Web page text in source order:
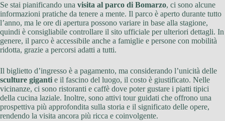
Se stai pianificando una visita al parco di Bomarzo, ci sono alcune
informazioni pratiche da tenere a mente. Il parco è aperto durante tutto
l’anno, ma le ore di apertura possono variare in base alla stagione,
quindi è consigliabile controllare il sito ufficiale per ulteriori dettagli. In
genere, il parco è accessibile anche a famiglie e persone con mobilità
ridotta, grazie a percorsi adatti a tutti.
Il biglietto d’ingresso è a pagamento, ma considerando l’unicità delle
sculture giganti e il fascino del luogo, il costo è giustificato. Nelle
vicinanze, ci sono ristoranti e caffè dove poter gustare i piatti tipici
della cucina laziale. Inoltre, sono attivi tour guidati che offrono una
prospettiva più approfondita sulla storia e il significato delle opere,
rendendo la visita ancora più ricca e coinvolgente.